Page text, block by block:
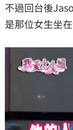
不過回台後
是那位女生坐